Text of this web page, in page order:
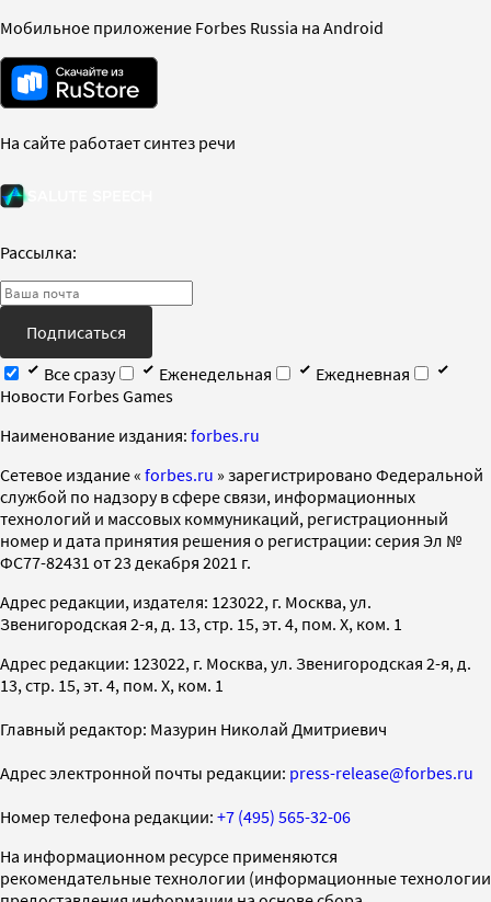
Мобильное приложение Forbes Russia на Android
На сайте работает синтез речи
Рассылка:
Подписаться
Все сразу
Еженедельная
Ежедневная
Новости Forbes Games
Наименование издания: forbes.ru
Cетевое издание « forbes.ru » зарегистрировано Федеральной
службой по надзору в сфере связи, информационных
технологий и массовых коммуникаций, регистрационный
номер и дата принятия решения о регистрации: серия Эл №
ФС77-82431 от 23 декабря 2021 г.
Адрес редакции, издателя: 123022, г. Москва, ул.
Звенигородская 2-я, д. 13, стр. 15, эт. 4, пом. X, ком. 1
Адрес редакции: 123022, г. Москва, ул. Звенигородская 2-я, д.
13, стр. 15, эт. 4, пом. X, ком. 1
Главный редактор: Мазурин Николай Дмитриевич
Адрес электронной почты редакции: press-release@forbes.ru
Номер телефона редакции: +7 (495) 565-32-06
На информационном ресурсе применяются
рекомендательные технологии (информационные технологии